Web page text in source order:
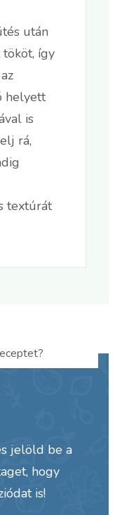
után
így
helyett
is
rá,
textúrát
jelöld be a
hogy
is!